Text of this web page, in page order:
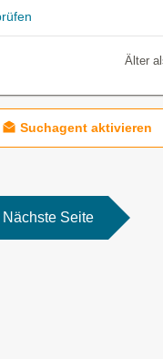
Älter
Suchagent aktivieren
Nächste Seite